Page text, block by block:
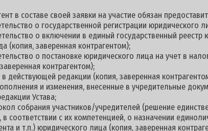
в составе своей заявки на участие обязан
о государственной регистрации юридического
о включении в единый государственный
(копия, заверенная контрагентом);
о постановке юридического лица на учет в
контрагентом);
в действующей редакции (копия, заверенная
и изменения, внесенные в учредительные
Устава;
собрания участников/учредителей (решение
в соответствии с их компетенцией, о назначении
и т.п.) юридического лица (копия, заверенная